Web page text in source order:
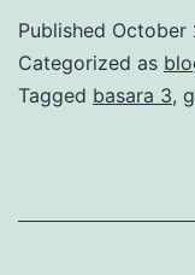
Published October
Categorized as
Tagged basara 3,